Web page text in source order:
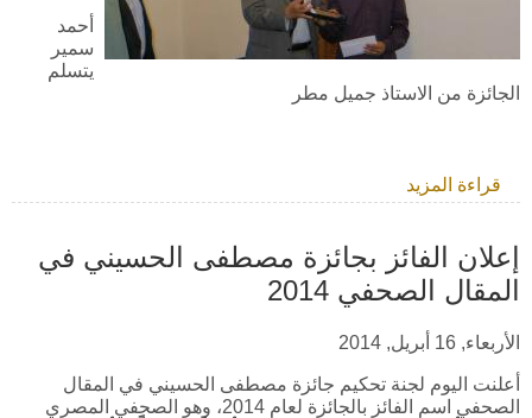
أحمد
سمير
يتسلم
الجائزة من الاستاذ جميل مطر
قراءة المزيدحول حفل تسليم الجائزة - 16 ابريل 2014
إعلان الفائز بجائزة مصطفى الحسيني في
المقال الصحفي 2014
الأربعاء, 16 أبريل, 2014
أعلنت اليوم لجنة تحكيم جائزة مصطفى الحسيني في المقال
الصحفي اسم الفائز بالجائزة لعام 2014، وهو الصحفي المصري